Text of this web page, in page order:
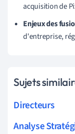
acquisition de
Enjeux des
d'entreprise,
Sujets
Directeurs
Analyse